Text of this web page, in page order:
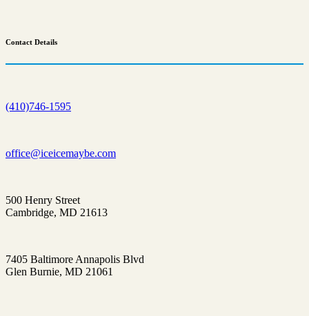
Contact Details
(410)746-1595
office@iceicemaybe.com
500 Henry Street
Cambridge, MD 21613
7405 Baltimore Annapolis Blvd
Glen Burnie, MD 21061